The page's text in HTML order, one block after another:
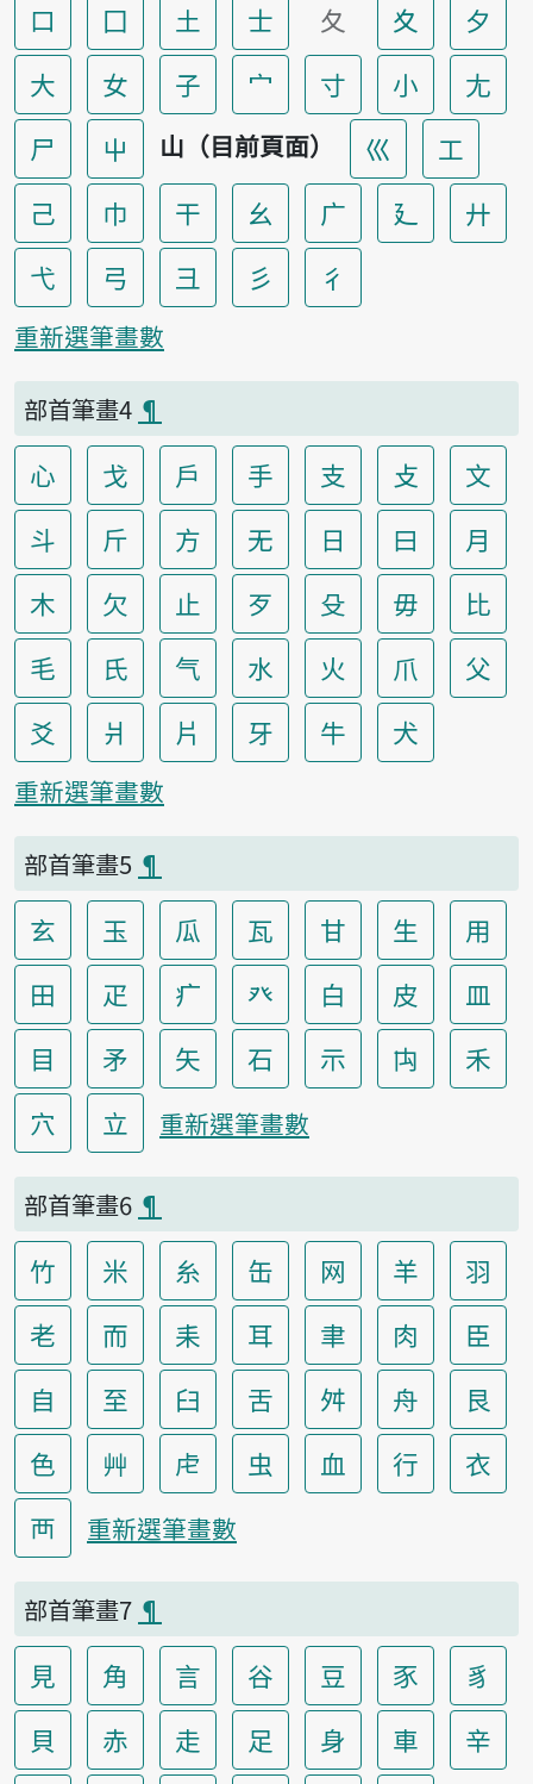
口 囗 土 士 夂 夊
夕
大
女 子 宀 寸 小
尢
尸
屮 山（目前頁面） 巛
工
己
巾 干 幺 广 廴
廾
弋
弓 彐 彡 彳
重新選筆畫數
部首筆畫4 ¶
心 戈 戶 手 支 攴
文
斗
斤 方 无 日 曰
月
木
欠 止 歹 殳 毋
比
毛
氏 气 水 火 爪
父
爻
爿 片 牙 牛 犬
重新選筆畫數
部首筆畫5 ¶
玄 玉 瓜 瓦 甘 生
用
田
疋 疒 癶 白 皮
皿
目
矛 矢 石 示 禸
禾
穴
立 重新選筆畫數
部首筆畫6 ¶
竹 米 糸 缶 网 羊
羽
老
而 耒 耳 聿 肉
臣
自
至 臼 舌 舛 舟
艮
色
艸 虍 虫 血 行
衣
襾
重新選筆畫數
部首筆畫7 ¶
見 角 言 谷 豆 豕
豸
貝
赤 走 足 身 車
辛